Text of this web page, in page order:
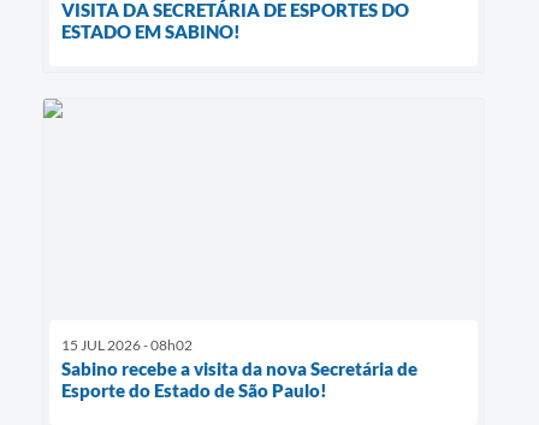
VISITA DA SECRETÁRIA DE ESPORTES DO
ESTADO EM SABINO!
15 JUL 2026 - 08h02
Sabino recebe a visita da nova Secretária de
Esporte do Estado de São Paulo!